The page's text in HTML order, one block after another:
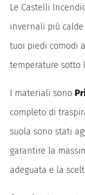
Le Castelli
invernali più
tuoi piedi comodi
temperature sotto
I materiali sono
completo di
suola sono stati
garantire la
adeguata e la